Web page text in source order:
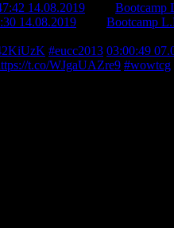
14.08.2019 Bootcamp
14.08.2019 Bootcamp
#eucc2013 03:00:49
t.co/WJgaUAZre9 #wowtcg